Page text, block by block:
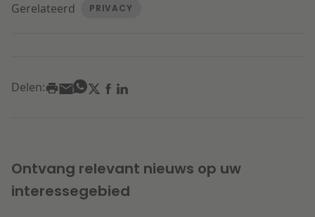
Gerelateerd PRIVACY
Delen:
Ontvang relevant nieuws op uw
interessegebied